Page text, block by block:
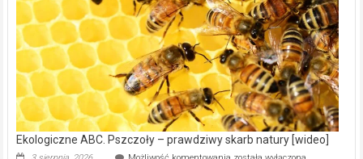
ponad
15,6
mln
na
modernizację
oczyszczalni
ścieków
[wideo]
Ekologiczne ABC. Pszczoły – prawdziwy skarb natury [wideo]